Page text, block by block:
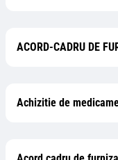
ACORD-CADRU DE
Achizitie de